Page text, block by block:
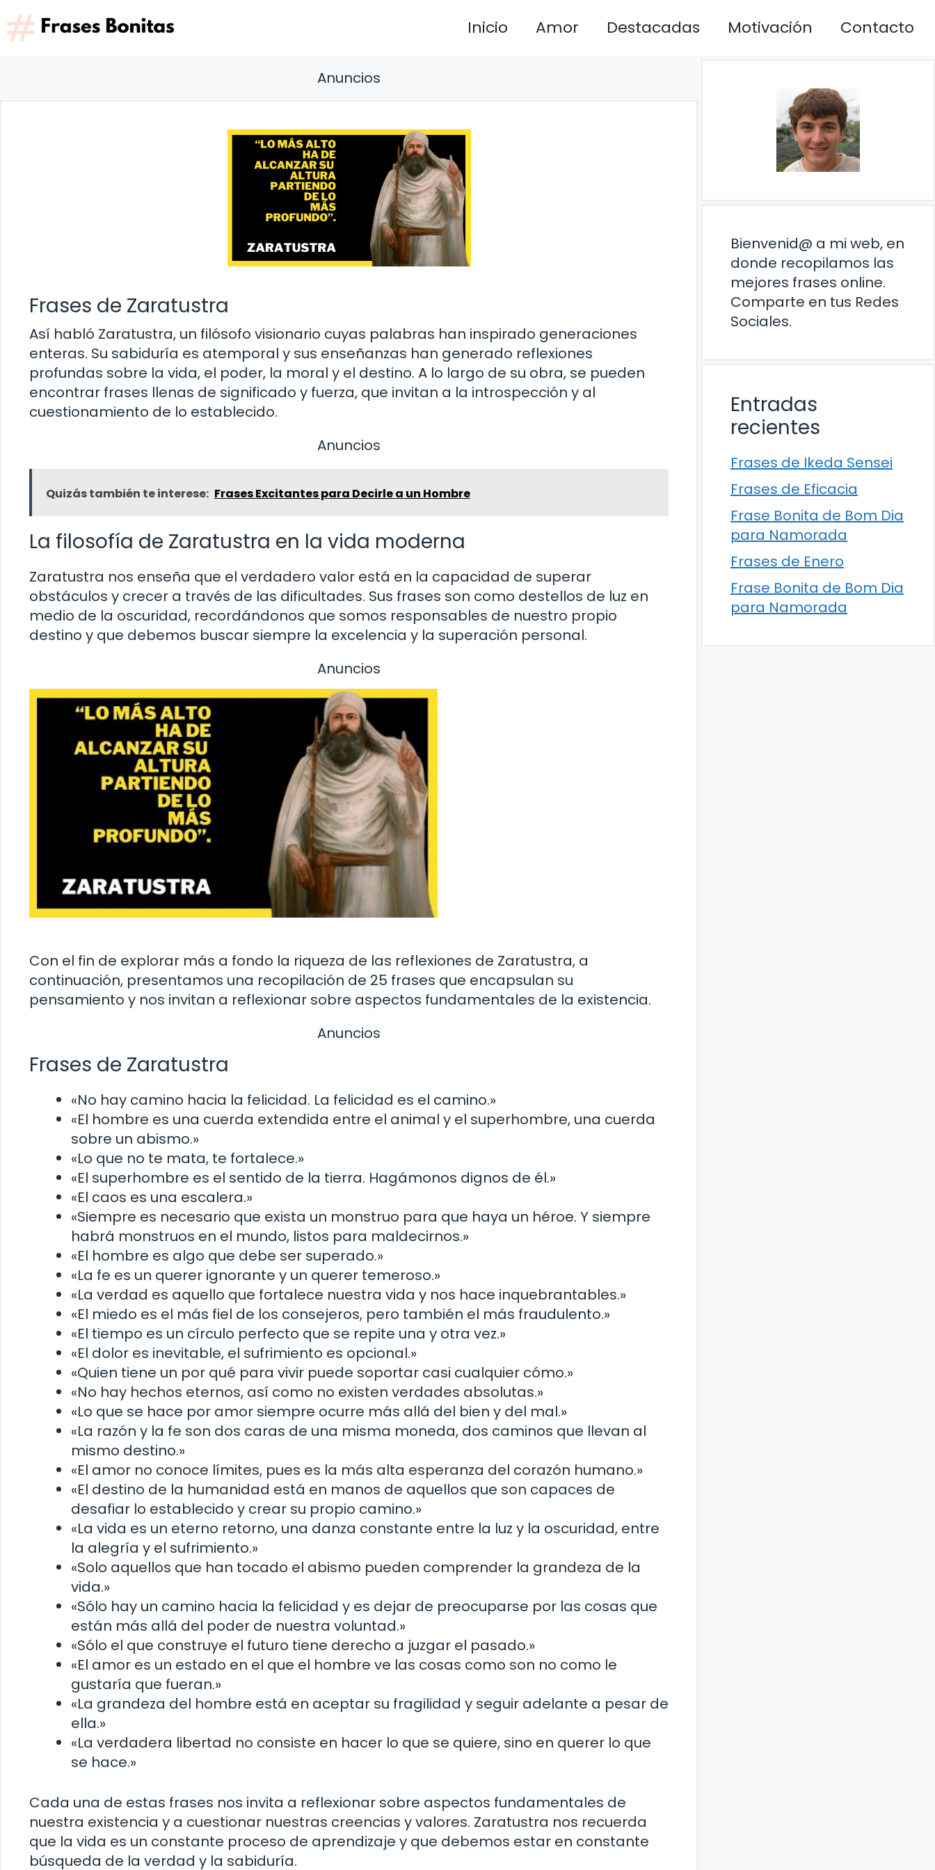
Saltar
al
contenido
Inicio Amor Destacadas Motivación Contacto
Anuncios
Frases de Zaratustra
Así habló Zaratustra, un filósofo visionario cuyas palabras han inspirado generaciones
enteras. Su sabiduría es atemporal y sus enseñanzas han generado reflexiones
profundas sobre la vida, el poder, la moral y el destino. A lo largo de su obra, se pueden
encontrar frases llenas de significado y fuerza, que invitan a la introspección y al
cuestionamiento de lo establecido.
Anuncios
Quizás también te interese: Frases Excitantes para Decirle a un Hombre
La filosofía de Zaratustra en la vida moderna
Zaratustra nos enseña que el verdadero valor está en la capacidad de superar
obstáculos y crecer a través de las dificultades. Sus frases son como destellos de luz en
medio de la oscuridad, recordándonos que somos responsables de nuestro propio
destino y que debemos buscar siempre la excelencia y la superación personal.
Anuncios
Con el fin de explorar más a fondo la riqueza de las reflexiones de Zaratustra, a
continuación, presentamos una recopilación de 25 frases que encapsulan su
pensamiento y nos invitan a reflexionar sobre aspectos fundamentales de la existencia.
Anuncios
Frases de Zaratustra
«No hay camino hacia la felicidad. La felicidad es el camino.»
«El hombre es una cuerda extendida entre el animal y el superhombre, una cuerda
sobre un abismo.»
«Lo que no te mata, te fortalece.»
«El superhombre es el sentido de la tierra. Hagámonos dignos de él.»
«El caos es una escalera.»
«Siempre es necesario que exista un monstruo para que haya un héroe. Y siempre
habrá monstruos en el mundo, listos para maldecirnos.»
«El hombre es algo que debe ser superado.»
«La fe es un querer ignorante y un querer temeroso.»
«La verdad es aquello que fortalece nuestra vida y nos hace inquebrantables.»
«El miedo es el más fiel de los consejeros, pero también el más fraudulento.»
«El tiempo es un círculo perfecto que se repite una y otra vez.»
«El dolor es inevitable, el sufrimiento es opcional.»
«Quien tiene un por qué para vivir puede soportar casi cualquier cómo.»
«No hay hechos eternos, así como no existen verdades absolutas.»
«Lo que se hace por amor siempre ocurre más allá del bien y del mal.»
«La razón y la fe son dos caras de una misma moneda, dos caminos que llevan al
mismo destino.»
«El amor no conoce límites, pues es la más alta esperanza del corazón humano.»
«El destino de la humanidad está en manos de aquellos que son capaces de
desafiar lo establecido y crear su propio camino.»
«La vida es un eterno retorno, una danza constante entre la luz y la oscuridad, entre
la alegría y el sufrimiento.»
«Solo aquellos que han tocado el abismo pueden comprender la grandeza de la
vida.»
«Sólo hay un camino hacia la felicidad y es dejar de preocuparse por las cosas que
están más allá del poder de nuestra voluntad.»
«Sólo el que construye el futuro tiene derecho a juzgar el pasado.»
«El amor es un estado en el que el hombre ve las cosas como son no como le
gustaría que fueran.»
«La grandeza del hombre está en aceptar su fragilidad y seguir adelante a pesar de
ella.»
«La verdadera libertad no consiste en hacer lo que se quiere, sino en querer lo que
se hace.»
Cada una de estas frases nos invita a reflexionar sobre aspectos fundamentales de
nuestra existencia y a cuestionar nuestras creencias y valores. Zaratustra nos recuerda
que la vida es un constante proceso de aprendizaje y que debemos estar en constante
búsqueda de la verdad y la sabiduría.
Bienvenid@ a mi web, en
donde recopilamos las
mejores frases online.
Comparte en tus Redes
Sociales.
Entradas
recientes
Frases de Ikeda Sensei
Frases de Eficacia
Frase Bonita de Bom Dia
para Namorada
Frases de Enero
Frase Bonita de Bom Dia
para Namorada